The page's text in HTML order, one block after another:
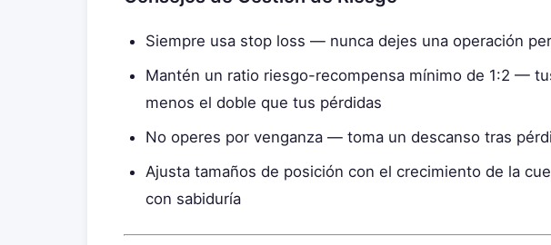
Siempre usa stop loss — nunca dejes una operación
Mantén un ratio riesgo-recompensa mínimo de 1:2 —
menos el doble que tus pérdidas
No operes por venganza — toma un descanso tras
Ajusta tamaños de posición con el crecimiento de la
con sabiduría